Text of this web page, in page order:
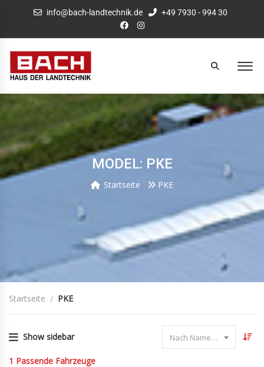
info@bach-landtechnik.de +49 7930 - 994 30
MODEL: PKE
Startseite PKE
Startseite PKE
Show sidebar Nach Name sortieren
1 Passende Fahrzeuge